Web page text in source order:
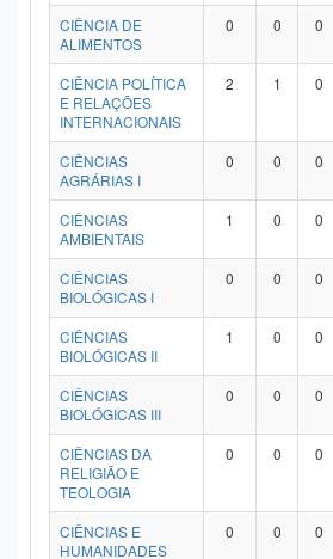
CIÊNCIA DE
ALIMENTOS
0 0 0
CIÊNCIA POLÍTICA
E RELAÇÕES
INTERNACIONAIS
2 1 0
CIÊNCIAS
AGRÁRIAS I
0 0 0
CIÊNCIAS
AMBIENTAIS
1 0 0
CIÊNCIAS
BIOLÓGICAS I
0 0 0
CIÊNCIAS
BIOLÓGICAS II
1 0 0
CIÊNCIAS
BIOLÓGICAS III
0 0 0
CIÊNCIAS DA
RELIGIÃO E
TEOLOGIA
0 0 0
CIÊNCIAS E
HUMANIDADES
0 0 0